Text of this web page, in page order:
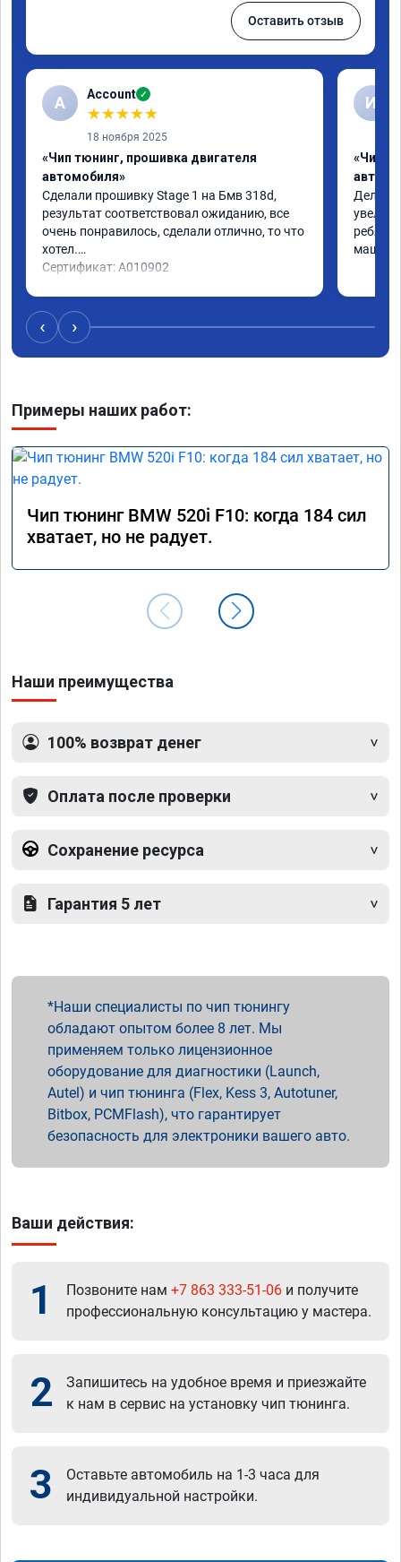
Оставить отзыв
A Account ✓
★★★★★
18 ноября 2025
«Чип тюнинг, прошивка двигателя
автомобиля»
Сделали прошивку Stage 1 на Бмв 318d,
результат соответствовал ожиданию, все
очень понравилось, сделали отлично, то что
хотел.
Сертификат: A010902
И
«Чип
Делали
ребята
машина
‹ ›
Примеры наших работ:
Чип тюнинг BMW 520i F10: когда 184 сил
хватает, но не радует.
Наши преимущества
100% возврат денег
Оплата после проверки
Сохранение ресурса
Гарантия 5 лет
Наши специалисты по чип тюнингу
обладают опытом более 8 лет. Мы
применяем только лицензионное
оборудование для диагностики (Launch,
Autel) и чип тюнинга (Flex, Kess 3, Autotuner,
Bitbox, PCMFlash), что гарантирует
безопасность для электроники вашего авто.
Ваши действия:
1 Позвоните нам +7 863 333-51-06 и получите
профессиональную консультацию у мастера.
2
Запишитесь на удобное время и приезжайте
к нам в сервис на установку чип тюнинга.
3
Оставьте автомобиль на 1-3 часа для
индивидуальной настройки.